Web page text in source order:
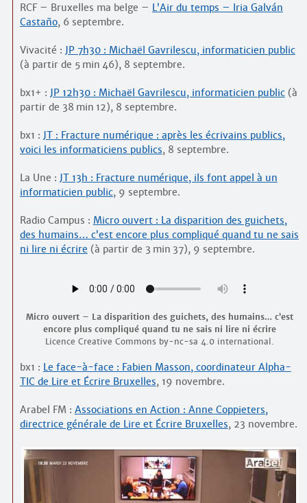
RCF – Bruxelles ma belge – L’Air du temps – Iria Galván
Castaño, 6 septembre.
Vivacité : JP 7h30 : Michaël Gavrilescu, informaticien public
(à partir de 5 min 46), 8 septembre.
bx1+ : JP 12h30 : Michaël Gavrilescu, informaticien public(à
partir de 38 min 12), 8 septembre.
bx1 : JT : Fracture numérique : après les écrivains publics,
voici les informaticiens publics, 8 septembre.
La Une : JT 13h : Fracture numérique, ils font appel à un
informaticien public, 9 septembre.
Radio Campus : Micro ouvert : La disparition des guichets,
des humains… c’est encore plus compliqué quand tu ne sais
ni lire ni écrire (à partir de 3 min 37), 9 septembre.
Micro ouvert – La disparition des guichets, des humains… c’est
encore plus compliqué quand tu ne sais ni lire ni écrire
Licence Creative Commons by-nc-sa 4.0 international.
bx1 : Le face-à-face : Fabien Masson, coordinateur Alpha-
TIC de Lire et Écrire Bruxelles, 19 novembre.
Arabel FM : Associations en Action : Anne Coppieters,
directrice générale de Lire et Écrire Bruxelles, 23 novembre.